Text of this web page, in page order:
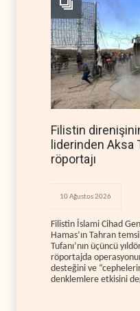
Filistin
liderinden Aksa
röportajı
10 Ağustos 2026
Filistin İslami Cihad
Hamas’ın Tahran
Tufanı’nın üçüncü
röportajda
desteğini ve
denklemlere etkisini